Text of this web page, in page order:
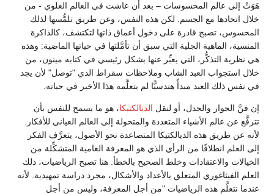
هَوَتْ إلى عالم المحسوسات – بعد أن عاشت في العالم العلوي - من
خلال اتحادها مع الجسم. لكن هذه النفس، وعن طريق تلمُّسها لذلك
المحسوس، تصبح قادرة على دخول أعماق ذاتها لتكتشف، كالذاكرة
المنسية، الماهية الجلية التي سبق أن تأمَّلتها في حياتها الماضية: وهذه
هي نظرية التذكُّر، التي يعبِّر عنها بشكل رئيسي في كتابه مينون، من
خلال استجواب العبد الشاب وملاحظات سقراط الذي "توصل" لأن يجد
في نفس ذلك العبد مبدأً هندسيًّا لم يتعلَّمه هذا الأخير في حياته.
إن فنَّ الحوار والجدل، أو لنقل الديالكتيكا، هو ما يسمح للنفس بأن
تترفَّع عن عالم الأشياء المتعددة والمتحولة إلى العالم العياني للأفكار.
لأنه عن طريق هذه الديالكتيكا المتصاعدة نحو الأصول، يتعرَّف الفكر
إلى العلم انطلاقًا من الرأي الذي هو المعرفة العامية المتشكِّلة من
الخيالات والاعتقادات وخلط الصحيح بالخطأ. هنا تصبح الرياضيات، ذلك
العلم الفيثاغوري المتعلق بالأعداد والأشكال، مجرد دراسة تمهيدية. لأنه
عندما نتعلَّم هذه الرياضيات "من أجل المعرفة، وليس من أجل